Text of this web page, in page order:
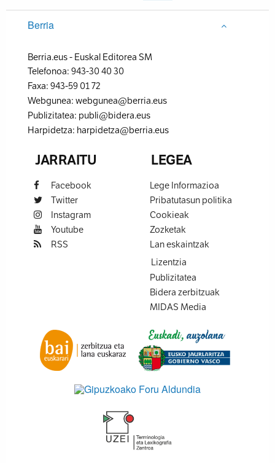
Berria
Berria.eus- Euskal Editorea SM
Telefonoa: 943-30 40 30
Faxa: 943-59 01 72
Webgunea: webgunea@berria.eus
Publizitatea: publi@bidera.eus
Harpidetza: harpidetza@berria.eus
JARRAITU
Facebook
Twitter
Instagram
Youtube
RSS
LEGEA
Lege Informazioa
Pribatutasun politika
Cookieak
Zozketak
Lan eskaintzak
Lizentzia
Publizitatea
Bidera zerbitzuak
MIDAS Media